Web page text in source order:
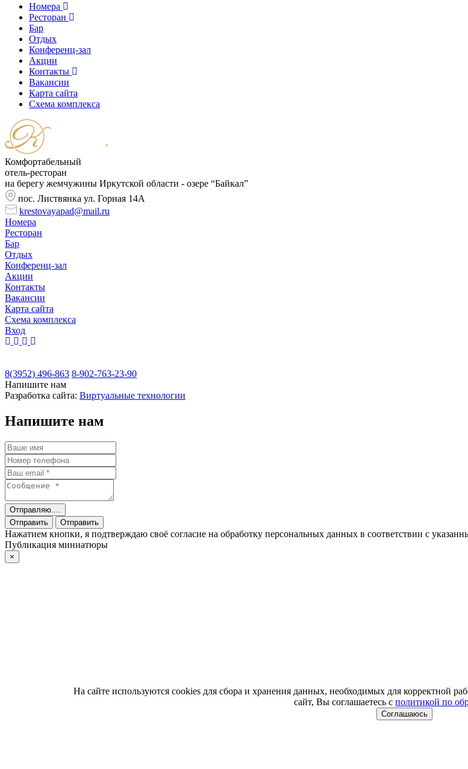
Номера
Ресторан
Бар
Отдых
Конференц-зал
Акции
Контакты
Вакансии
Карта сайта
Cхема комплекса
Комфортабельный
отель-ресторан
на берегу жемчужины Иркутской области - озере “Байкал”
пос. Листвянка ул. Горная 14А
krestovayapad@mail.ru
Номера
Ресторан
Бар
Отдых
Конференц-зал
Акции
Контакты
Вакансии
Карта сайта
Cхема комплекса
Вход
8(3952) 496-863 8-902-763-23-90
Напишите нам
Разработка сайта: Виртуальные технологии
Напишите нам
Отправляю....
Отправить
Отправить
Нажатием кнопки, я подтверждаю своё согласие на обработку персональных данных в соответствии с
Публикация миниатюры
×
На сайте используются cookies для сбора и хранения данных, необходимых для корректной
сайт, Вы соглашаетесь сполитикой по
Соглашаюсь